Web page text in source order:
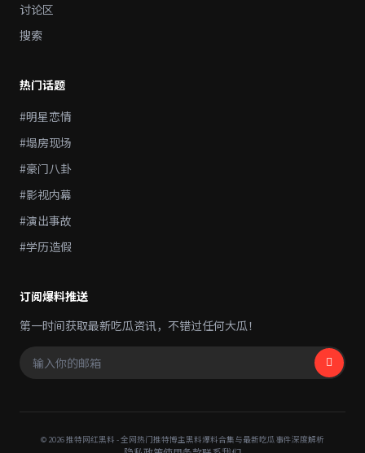
讨论区
搜索
热门话题
#明星恋情
#塌房现场
#豪门八卦
#影视内幕
#演出事故
#学历造假
订阅爆料推送
第一时间获取最新吃瓜资讯，不错过任何大瓜！
© 2026 推特网红黑料 - 全网热门推特博主黑料爆料合集与最新吃瓜事件深度解析